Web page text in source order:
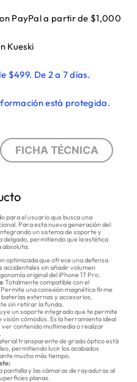
PayPal a partir de $1,000
Kueski
$499. De 2 a 7 días.
está protegida.
FICHA TÉCNICA
para el usuario que busca una
Para esta nueva generación del
un sistema de soporte y
delgado, permitiendo que la estética
absoluta.
optimizada que ofrece una defensa
accidentales sin añadir volumen
original del iPhone 17 Pro.
Totalmente compatible con el
una conexión magnética firme
externas y accesorios,
sin retirar la funda.
un soporte integrado que te permite
visión cómodos. Es la herramienta ideal
contenido multimedia o realizar
transparente de grado óptico está
permitiendo lucir los acabados
mucho más tiempo.
pantalla y las cámaras de rayaduras al
planas.